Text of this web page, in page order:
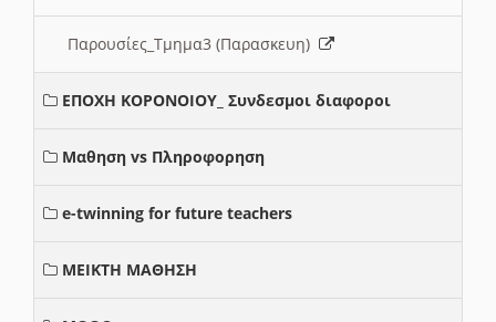
Παρουσίες_Τμημα3 (Παρασκευη)
ΕΠΟΧΗ ΚΟΡΟΝΟΙΟΥ_ Συνδεσμοι διαφοροι
Μαθηση vs Πληροφορηση
e-twinning for future teachers
ΜΕΙΚΤΗ ΜΑΘΗΣΗ